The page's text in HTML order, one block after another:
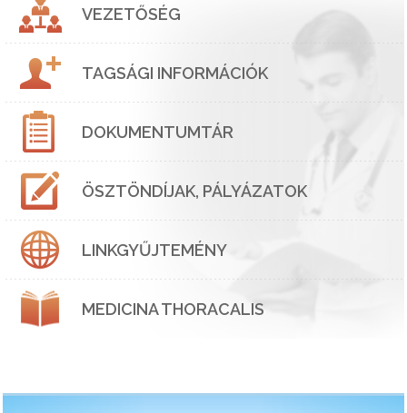
VEZETŐSÉG
TAGSÁGI INFORMÁCIÓK
DOKUMENTUMTÁR
ÖSZTÖNDÍJAK, PÁLYÁZATOK
LINKGYŰJTEMÉNY
MEDICINA THORACALIS